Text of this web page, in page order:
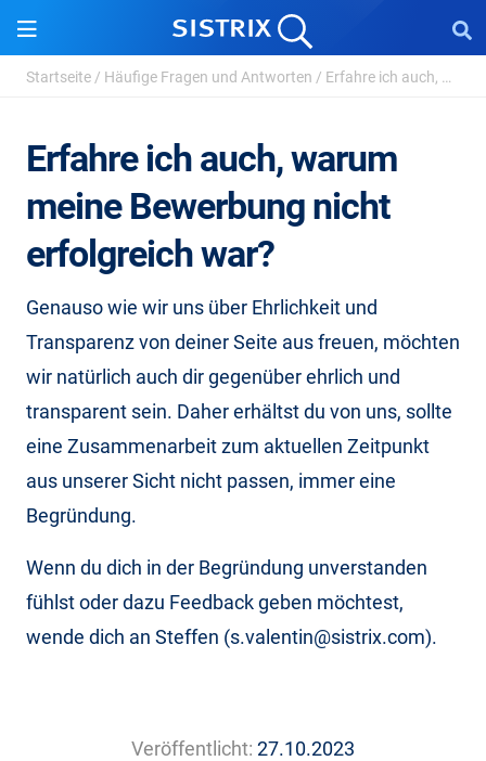
Startseite / Häufige Fragen und Antworten / Erfahre ich auch, warum meine Bewerbung nicht erfolgreich ...
Erfahre ich auch, warum
meine Bewerbung nicht
erfolgreich war?
Genauso wie wir uns über Ehrlichkeit und
Transparenz von deiner Seite aus freuen, möchten
wir natürlich auch dir gegenüber ehrlich und
transparent sein. Daher erhältst du von uns, sollte
eine Zusammenarbeit zum aktuellen Zeitpunkt
aus unserer Sicht nicht passen, immer eine
Begründung.
Wenn du dich in der Begründung unverstanden
fühlst oder dazu Feedback geben möchtest,
wende dich an Steffen (s.valentin@sistrix.com).
Veröffentlicht: 27.10.2023